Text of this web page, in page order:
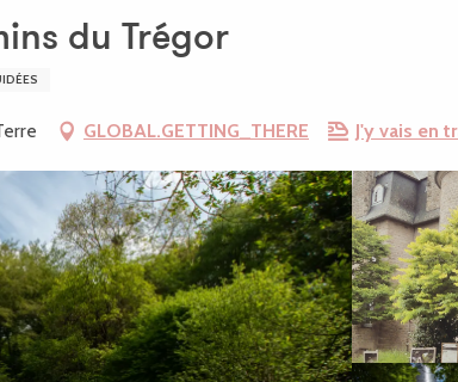
du Trégor
GLOBAL.GETTING_THERE J'y vais en